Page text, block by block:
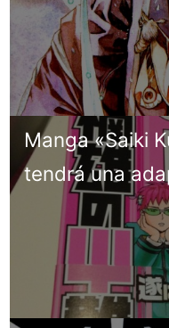
Manga «Saiki
tendrá una